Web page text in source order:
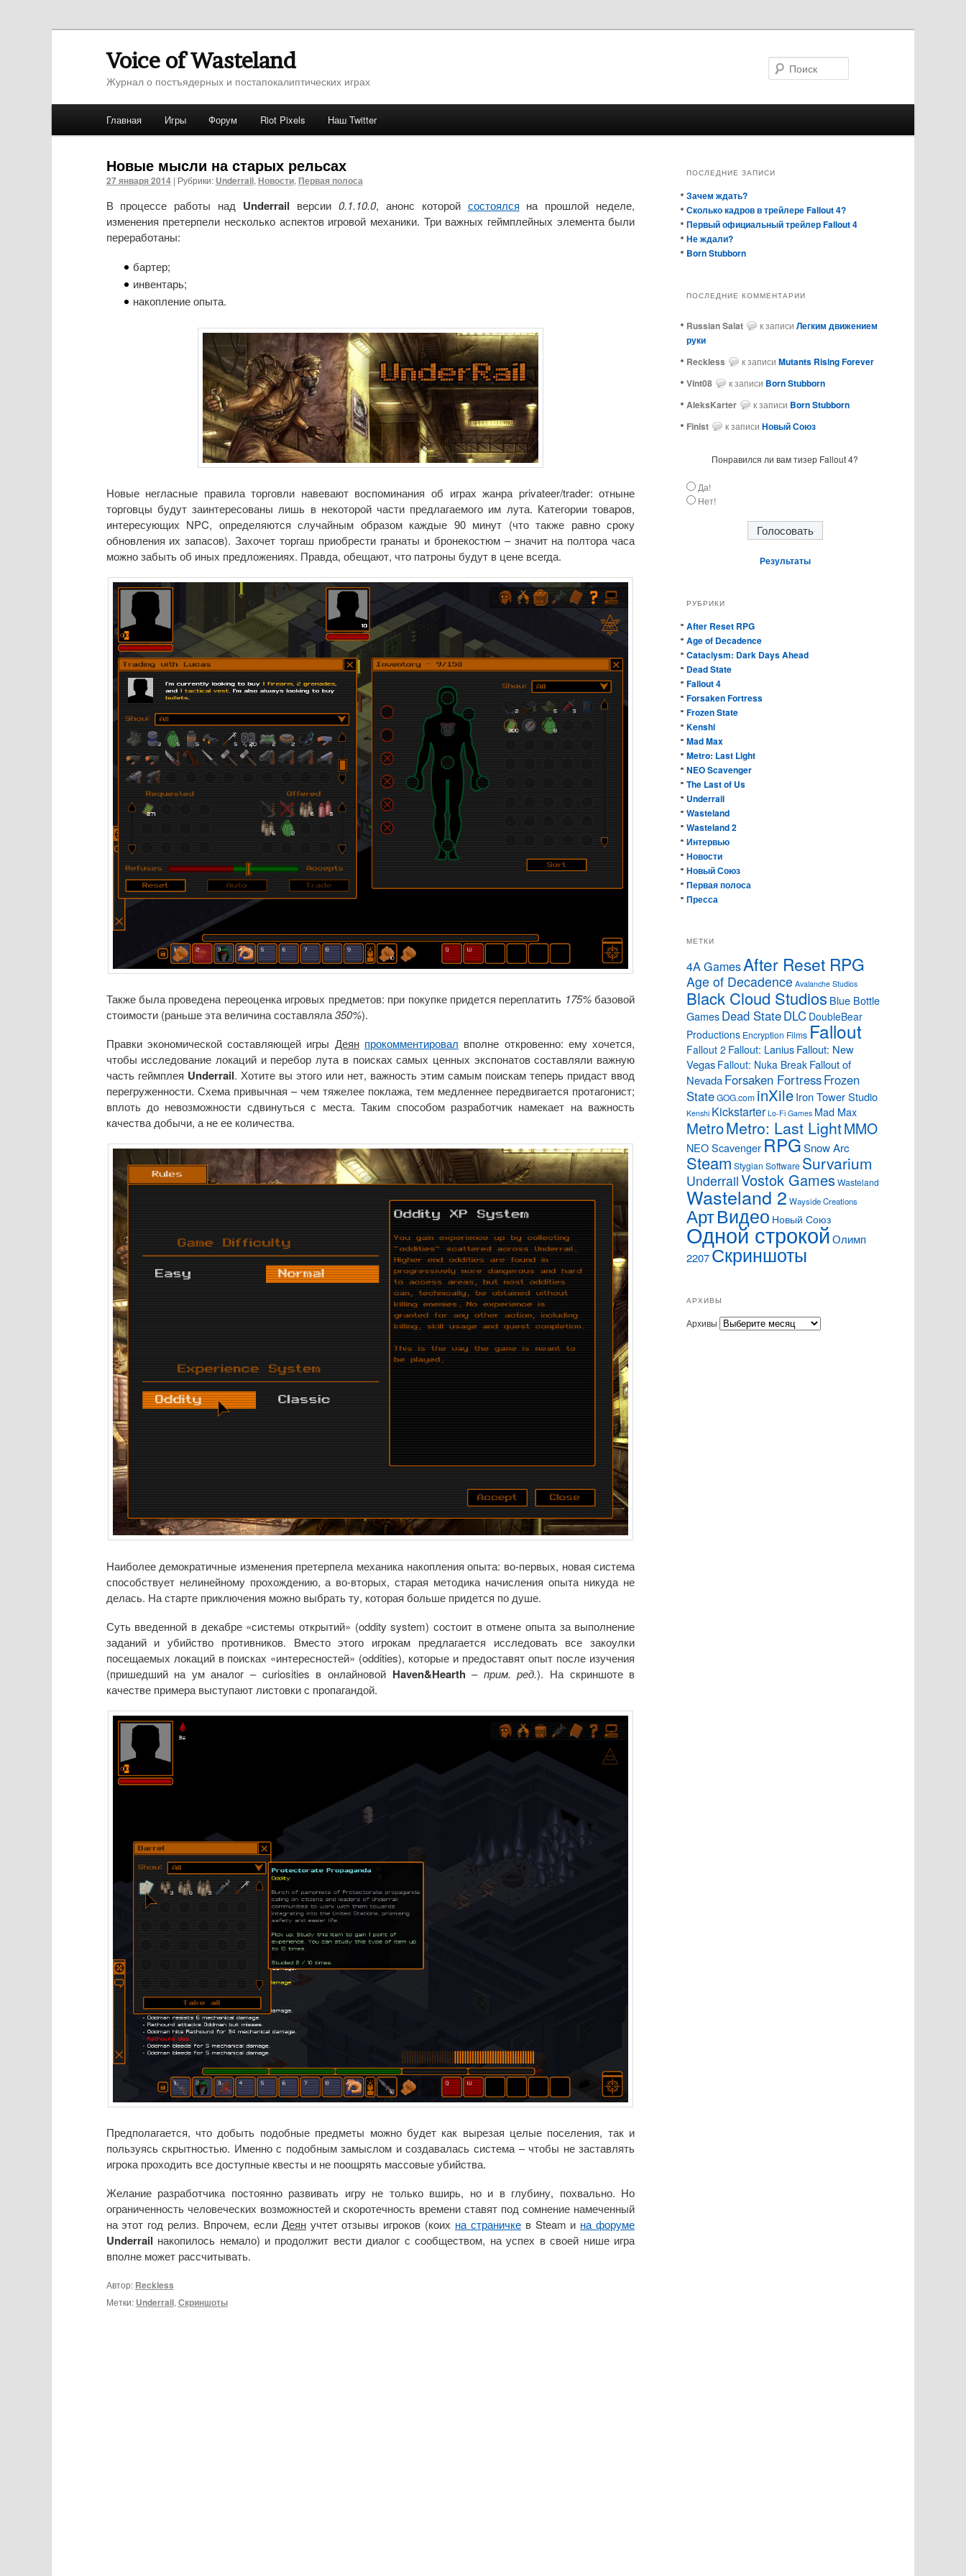
Voice of Wasteland
Журнал о постъядерных и постапокалиптических играх
Перейти к основному содержимому
Перейти к дополнительному содержимому
Главная Игры Форум Riot Pixels Наш Twitter
Новые мысли на старых рельсах
27 января 2014 | Рубрики: Underrail, Новости, Первая полоса
В процессе работы над Underrail версии 0.1.10.0, анонс которой состоялся на прошлой неделе,
изменения претерпели несколько аспектов игровой механики. Три важных геймплейных элемента были
переработаны:
бартер;
инвентарь;
накопление опыта.
Новые негласные правила торговли навевают воспоминания об играх жанра privateer/trader: отныне
торговцы будут заинтересованы лишь в некоторой части предлагаемого им лута. Категории товаров,
интересующих NPC, определяются случайным образом каждые 90 минут (что также равно сроку
обновления их запасов). Захочет торгаш приобрести гранаты и бронекостюм – значит на полтора часа
можно забыть об иных предложениях. Правда, обещают, что патроны будут в цене всегда.
Также была проведена переоценка игровых предметов: при покупке придется переплатить 175%базовой
стоимости (раньше эта величина составляла350%).
Правки экономической составляющей игры Деян прокомментировал вполне откровенно: ему хочется,
чтобы исследование локаций и перебор лута в поисках самых ценных экспонатов составляли важную
часть геймплея Underrail. Хотите вы этого или нет, важность этим самым поискам теперь придаст ввод
перегруженности. Схема привычная – чем тяжелее поклажа, тем медленнее передвигается протагонист;
вплоть до невозможности сдвинуться с места. Таким способом разработчик намекает на важность
качества добычи, а не ее количества.
Наиболее демократичные изменения претерпела механика накопления опыта: во-первых, новая система
способствует нелинейному прохождению, а во-вторых, старая методика начисления опыта никуда не
делась. На старте приключения можно выбрать ту, которая больше придется по душе.
Суть введенной в декабре «системы открытий» (oddity system) состоит в отмене опыта за выполнение
заданий и убийство противников. Вместо этого игрокам предлагается исследовать все закоулки
посещаемых локаций в поисках «интересностей» (oddities), которые и предоставят опыт после изучения
(пришедший на ум аналог – curiosities в онлайновой Haven&Hearth – прим. ред.). На скриншоте в
качестве примера выступают листовки с пропагандой.
Предполагается, что добыть подобные предметы можно будет как вырезая целые поселения, так и
пользуясь скрытностью. Именно с подобным замыслом и создавалась система – чтобы не заставлять
игрока проходить все доступные квесты и не поощрять массовые убийства.
Желание разработчика постоянно развивать игру не только вширь, но и в глубину, похвально. Но
ограниченность человеческих возможностей и скоротечность времени ставят под сомнение намеченный
на этот год релиз. Впрочем, если Деянучтет отзывы игроков (коих на страничкев Steam и на форуме
Underrail накопилось немало) и продолжит вести диалог с сообществом, на успех в своей нише игра
вполне может рассчитывать.
Автор: Reckless
Метки: Underrail, Скриншоты
ПОСЛЕДНИЕ ЗАПИСИ
Зачем ждать?
Сколько кадров в трейлере Fallout 4?
Первый официальный трейлер Fallout 4
Не ждали?
Born Stubborn
ПОСЛЕДНИЕ КОММЕНТАРИИ
Russian Salat к записиЛегким движением
руки
ReckIess
к записиMutants Rising Forever
Vint08
к записи Born Stubborn
AleksKarter
к записи Born Stubborn
Finist
к записиНовый Союз
Понравился ли вам тизер Fallout 4?
Да!
Нет!
Результаты
РУБРИКИ
After Reset RPG
Age of Decadence
Cataclysm: Dark Days Ahead
Dead State
Fallout 4
Forsaken Fortress
Frozen State
Kenshi
Mad Max
Metro: Last Light
NEO Scavenger
The Last of Us
Underrail
Wasteland
Wasteland 2
Интервью
Новости
Новый Союз
Первая полоса
Пресса
МЕТКИ
4A GamesAfter Reset RPG
Age of Decadence Avalanche Studios
Black Cloud Studios Blue Bottle
GamesDead StateDLC DoubleBear
Productions Encryption Films Fallout
Fallout 2 Fallout: LaniusFallout: New
Vegas Fallout: Nuka Break Fallout of
NevadaForsaken FortressFrozen
StateGOG.com inXileIron Tower Studio
Kenshi Kickstarter Lo-Fi Games Mad Max
MetroMetro: Last LightMMO
NEO Scavenger RPGSnow Arc
Steam Stygian Software Survarium
UnderrailVostok GamesWasteland
Wasteland 2 Wayside Creations
АртВидео Новый Союз
Одной строкой Олимп
2207Скриншоты
АРХИВЫ
Архивы